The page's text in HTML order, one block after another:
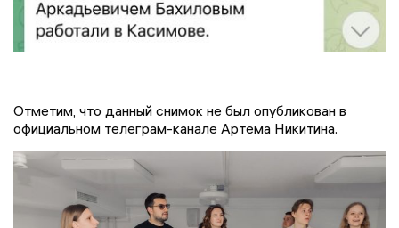
Отметим, что данный снимок не был опубликован в
официальном телеграм-канале Артема Никитина.